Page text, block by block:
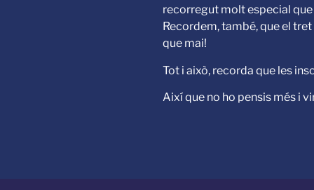
recorregut molt especial
Recordem, també, que el
que mai!
Tot i això, recorda que les
Així que no ho pensis més i